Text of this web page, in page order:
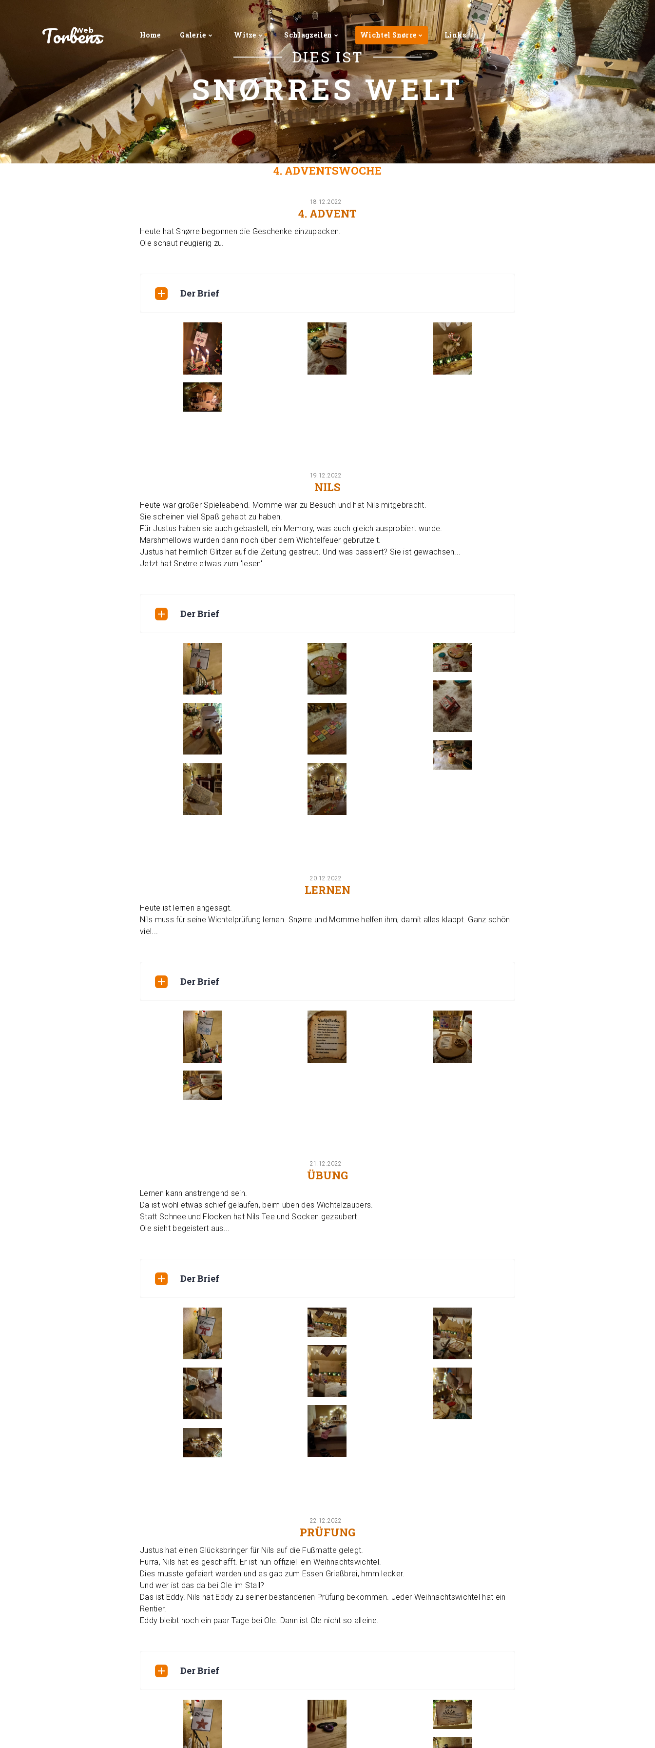
Torbens
Web Home Galerie Witze Schlagzeilen Wichtel Snørre Links
DIES IST
SNØRRES WELT
4. ADVENTSWOCHE
18.12.2022
4. ADVENT
Heute hat Snørre begonnen die Geschenke einzupacken.
Ole schaut neugierig zu.
Der Brief
19.12.2022
NILS
Heute war großer Spieleabend. Momme war zu Besuch und hat Nils mitgebracht.
Sie scheinen viel Spaß gehabt zu haben.
Für Justus haben sie auch gebastelt, ein Memory, was auch gleich ausprobiert wurde.
Marshmellows wurden dann noch über dem Wichtelfeuer gebrutzelt.
Justus hat heimlich Glitzer auf die Zeitung gestreut. Und was passiert? Sie ist gewachsen...
Jetzt hat Snørre etwas zum 'lesen'.
Der Brief
20.12.2022
LERNEN
Heute ist lernen angesagt.
Nils muss für seine Wichtelprüfung lernen. Snørre und Momme helfen ihm, damit alles klappt. Ganz schön
viel...
Der Brief
21.12.2022
ÜBUNG
Lernen kann anstrengend sein.
Da ist wohl etwas schief gelaufen, beim üben des Wichtelzaubers.
Statt Schnee und Flocken hat Nils Tee und Socken gezaubert.
Ole sieht begeistert aus...
Der Brief
22.12.2022
PRÜFUNG
Justus hat einen Glücksbringer für Nils auf die Fußmatte gelegt.
Hurra, Nils hat es geschafft. Er ist nun offiziell ein Weihnachtswichtel.
Dies musste gefeiert werden und es gab zum Essen Grießbrei, hmm lecker.
Und wer ist das da bei Ole im Stall?
Das ist Eddy. Nils hat Eddy zu seiner bestandenen Prüfung bekommen. Jeder Weihnachtswichtel hat ein
Rentier.
Eddy bleibt noch ein paar Tage bei Ole. Dann ist Ole nicht so alleine.
Der Brief